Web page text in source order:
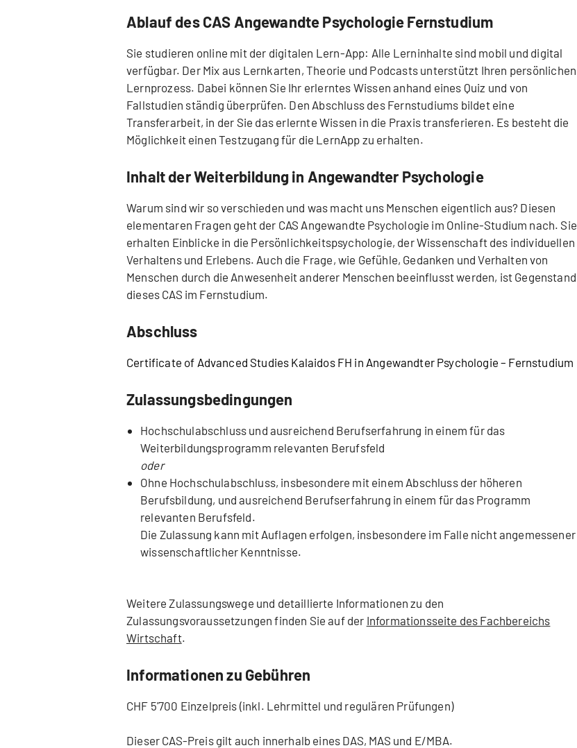
Ablauf des CAS Angewandte Psychologie Fernstudium
Sie studieren online mit der digitalen Lern-App: Alle Lerninhalte sind mobil und digital
verfügbar. Der Mix aus Lernkarten, Theorie und Podcasts unterstützt Ihren persönlichen
Lernprozess. Dabei können Sie Ihr erlerntes Wissen anhand eines Quiz und von
Fallstudien ständig überprüfen. Den Abschluss des Fernstudiums bildet eine
Transferarbeit, in der Sie das erlernte Wissen in die Praxis transferieren. Es besteht die
Möglichkeit einen Testzugang für die LernApp zu erhalten.
Inhalt der Weiterbildung in Angewandter Psychologie
Warum sind wir so verschieden und was macht uns Menschen eigentlich aus? Diesen
elementaren Fragen geht der CAS Angewandte Psychologie im Online-Studium nach. Sie
erhalten Einblicke in die Persönlichkeitspsychologie, der Wissenschaft des individuellen
Verhaltens und Erlebens. Auch die Frage, wie Gefühle, Gedanken und Verhalten von
Menschen durch die Anwesenheit anderer Menschen beeinflusst werden, ist Gegenstand
dieses CAS im Fernstudium.
Abschluss
Certificate of Advanced Studies Kalaidos FH in Angewandter Psychologie – Fernstudium
Zulassungsbedingungen
Hochschulabschluss und ausreichend Berufserfahrung in einem für das
Weiterbildungsprogramm relevanten Berufsfeld
oder
Ohne Hochschulabschluss, insbesondere mit einem Abschluss der höheren
Berufsbildung, und ausreichend Berufserfahrung in einem für das Programm
relevanten Berufsfeld.
Die Zulassung kann mit Auflagen erfolgen, insbesondere im Falle nicht angemessener
wissenschaftlicher Kenntnisse.
Weitere Zulassungswege und detaillierte Informationen zu den
Zulassungsvoraussetzungen finden Sie auf der Informationsseite des Fachbereichs
Wirtschaft.
Informationen zu Gebühren
CHF 5'700 Einzelpreis (inkl. Lehrmittel und regulären Prüfungen)
Dieser CAS-Preis gilt auch innerhalb eines DAS, MAS und E/MBA.